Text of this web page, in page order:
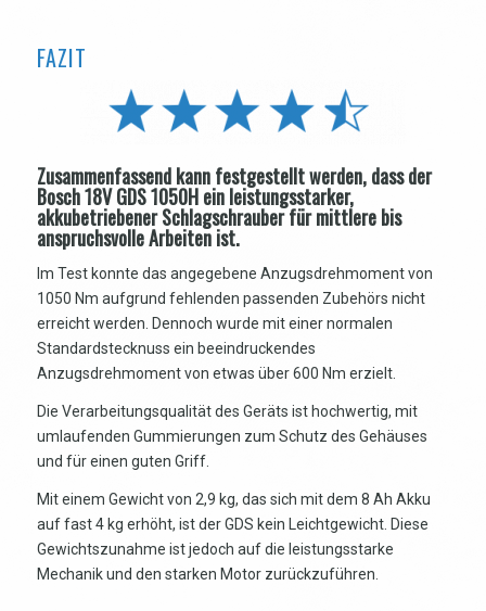
FAZIT
Zusammenfassend kann festgestellt werden, dass der
Bosch 18V GDS 1050H ein leistungsstarker,
akkubetriebener Schlagschrauber für mittlere bis
anspruchsvolle Arbeiten ist.
Im Test konnte das angegebene Anzugsdrehmoment von
1050 Nm aufgrund fehlenden passenden Zubehörs nicht
erreicht werden. Dennoch wurde mit einer normalen
Standardstecknuss ein beeindruckendes
Anzugsdrehmoment von etwas über 600 Nm erzielt.
Die Verarbeitungsqualität des Geräts ist hochwertig, mit
umlaufenden Gummierungen zum Schutz des Gehäuses
und für einen guten Griff.
Mit einem Gewicht von 2,9 kg, das sich mit dem 8 Ah Akku
auf fast 4 kg erhöht, ist der GDS kein Leichtgewicht. Diese
Gewichtszunahme ist jedoch auf die leistungsstarke
Mechanik und den starken Motor zurückzuführen.